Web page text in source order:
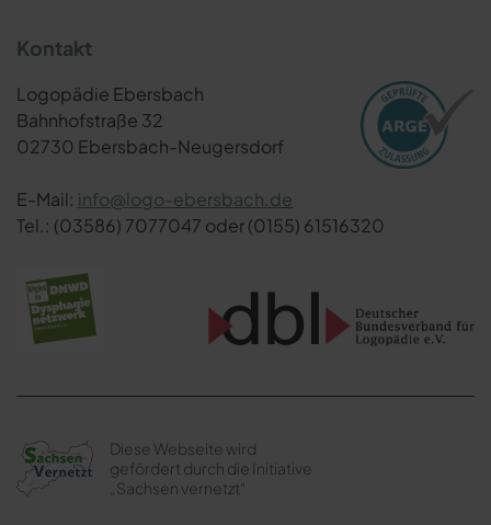
Kontakt
Logopädie Ebersbach
Bahnhofstraße 32
02730 Ebersbach-Neugersdorf
E-Mail: info@logo-ebersbach.de
Tel.: (03586) 7077047 oder (0155) 61516320
Diese Webseite wird
gefördert durch die Initiative
„Sachsen vernetzt“